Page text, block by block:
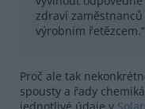
zdraví
výrobním řetězcem.“
Proč ale tak
spousty a řady